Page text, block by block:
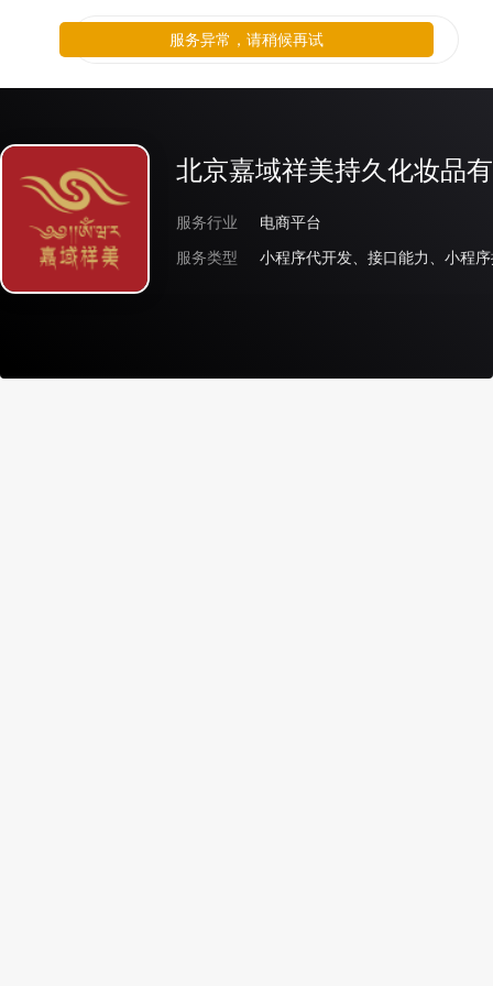
北京嘉域祥美持久化妆品
服务行业
电商平台
服务类型
小程序代开发、接口能力、小程
服务异常，请稍候再试